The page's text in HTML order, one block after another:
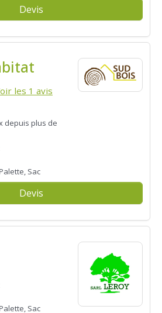
Devis
les 1 avis
depuis plus de
Sac
Devis
Sac